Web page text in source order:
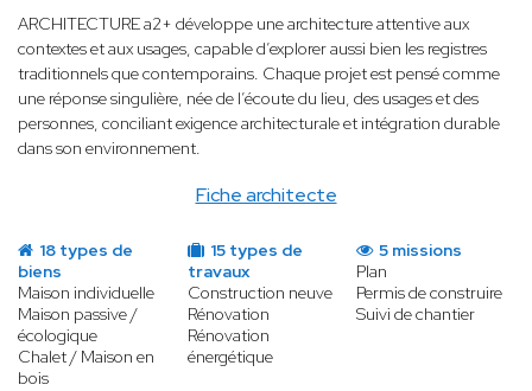
Fiche architecte
ARCHITECTURE a2+ développe une architecture attentive aux
contextes et aux usages, capable d’explorer aussi bien les registres
traditionnels que contemporains. Chaque projet est pensé comme
une réponse singulière, née de l’écoute du lieu, des usages et des
personnes, conciliant exigence architecturale et intégration durable
dans son environnement.
18 types de
biens
Maison individuelle
Maison passive /
écologique
Chalet / Maison en
bois
15 types de
travaux
Construction neuve
Rénovation
Rénovation
énergétique
5 missions
Plan
Permis de construire
Suivi de chantier